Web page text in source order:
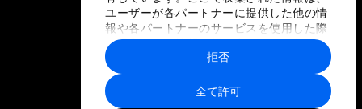
ユーザーが各パートナーに提供した他の情
報や各パートナーのサービスを使用した際
に収集された情報と組み合わされ、各パー
トナーによって使用されることがありま
す。
全て許可
拒否
プライバシーポリシーと利用規約
サイトマップ